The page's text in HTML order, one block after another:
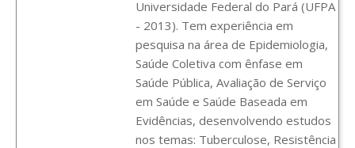
Universidade Federal do Pará (UFPA
- 2013). Tem experiência em
pesquisa na área de Epidemiologia,
Saúde Coletiva com ênfase em
Saúde Pública, Avaliação de Serviço
em Saúde e Saúde Baseada em
Evidências, desenvolvendo estudos
nos temas: Tuberculose, Resistência